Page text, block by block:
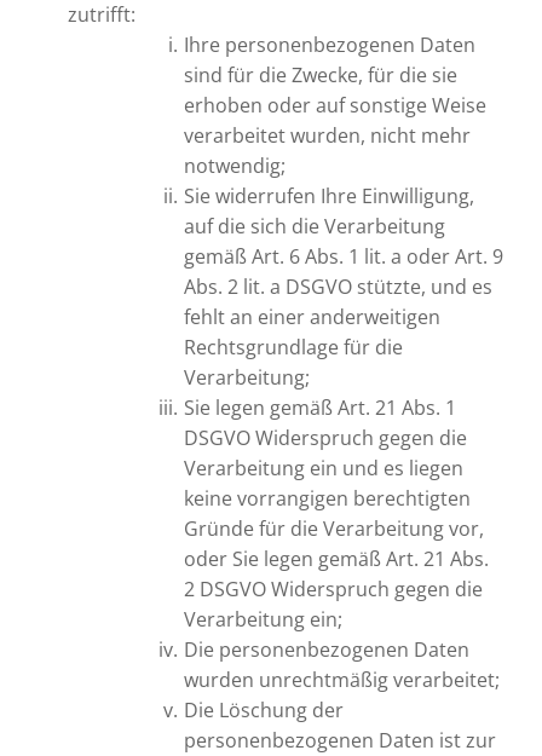
zutrifft:
Ihre personenbezogenen Daten
sind für die Zwecke, für die sie
erhoben oder auf sonstige Weise
verarbeitet wurden, nicht mehr
notwendig;
Sie widerrufen Ihre Einwilligung,
auf die sich die Verarbeitung
gemäß Art. 6 Abs. 1 lit. a oder Art. 9
Abs. 2 lit. a DSGVO stützte, und es
fehlt an einer anderweitigen
Rechtsgrundlage für die
Verarbeitung;
Sie legen gemäß Art. 21 Abs. 1
DSGVO Widerspruch gegen die
Verarbeitung ein und es liegen
keine vorrangigen berechtigten
Gründe für die Verarbeitung vor,
oder Sie legen gemäß Art. 21 Abs.
2 DSGVO Widerspruch gegen die
Verarbeitung ein;
Die personenbezogenen Daten
wurden unrechtmäßig verarbeitet;
Die Löschung der
personenbezogenen Daten ist zur